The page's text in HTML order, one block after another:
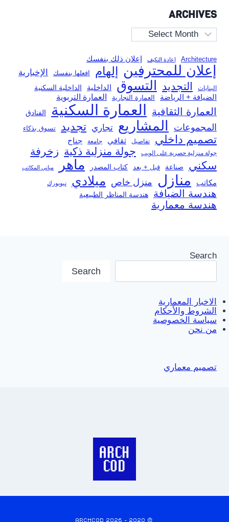
ARCHIVES
Archives
Architecture إعادة التكيف إعلان ذلك بنفسك
إعلان للمحترفين إلهام افعلها بنفسك الإخبارية
البنايات التجديد التسوق الداخلية الداخلية السكنية
الضيافة + الرياضة العمارة التجارية العمارة التربوية
العمارة الثقافية العمارة السكنية الفنادق
المجموعات المشاريع تجاري تجديد تسوق بذكاء
تصميم داخلي تفاصيل ثقافي جامعة جناح
جولة منزلية حصرية على الويب جولة منزلية ذكية زخرفة
سكني صناعة قبل + بعد كتاب المصدر ماهر مباني المكاتب
مكاتب منازل منزل خاص ميلادي نيويورك
هندسة الضيافة هندسة المناظر الطبيعية
هندسة معمارية
Search
Search
الاخبار المعمارية
الشروط والأحكام
سياسة الخصوصية
من نحن
تصميم معماري
© 2020 - 2026 ARCHCOD